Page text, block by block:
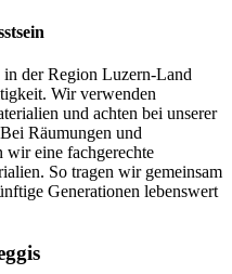
in der Region Luzern-Land
Wir verwenden
und achten bei unserer
Räumungen und
wir eine fachgerechte
So tragen wir gemeinsam
Generationen lebenswert